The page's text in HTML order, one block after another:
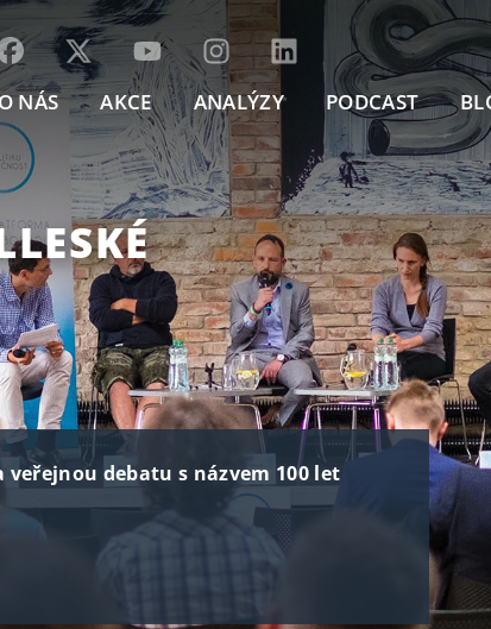
NÁS AKCE ANALÝZY PODCAST
debatu s názvem 100 let